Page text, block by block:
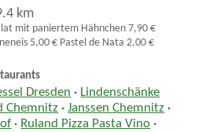
km
mit paniertem Hähnchen 7,90 €
5,00 € Pastel de Nata 2,00 €
Dresden · Lindenschänke
Chemnitz ·Janssen Chemnitz ·
· Ruland Pizza Pasta Vino ·